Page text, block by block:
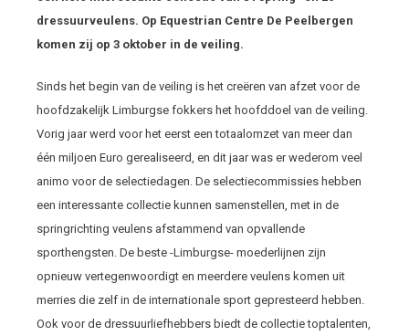
dressuurveulens. Op Equestrian Centre De Peelbergen
komen zij op 3 oktober in de veiling.
Sinds het begin van de veiling is het creëren van afzet voor de
hoofdzakelijk Limburgse fokkers het hoofddoel van de veiling.
Vorig jaar werd voor het eerst een totaalomzet van meer dan
één miljoen Euro gerealiseerd, en dit jaar was er wederom veel
animo voor de selectiedagen. De selectiecommissies hebben
een interessante collectie kunnen samenstellen, met in de
springrichting veulens afstammend van opvallende
sporthengsten. De beste -Limburgse- moederlijnen zijn
opnieuw vertegenwoordigt en meerdere veulens komen uit
merries die zelf in de internationale sport gepresteerd hebben.
Ook voor de dressuurliefhebbers biedt de collectie toptalenten,